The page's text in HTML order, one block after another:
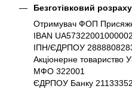
Безготівковий
Отримувач ФОП
IBAN
ІПН/ЄДРПОУ
Акціонерне
МФО 322001
ЄДРПОУ Банку 21133352